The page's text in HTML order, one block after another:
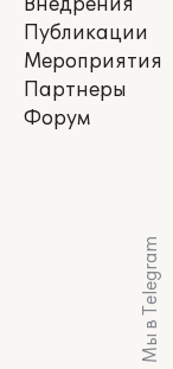
Внедрения
Публикации
Мероприятия
Партнеры
Форум
Мы в Telegram